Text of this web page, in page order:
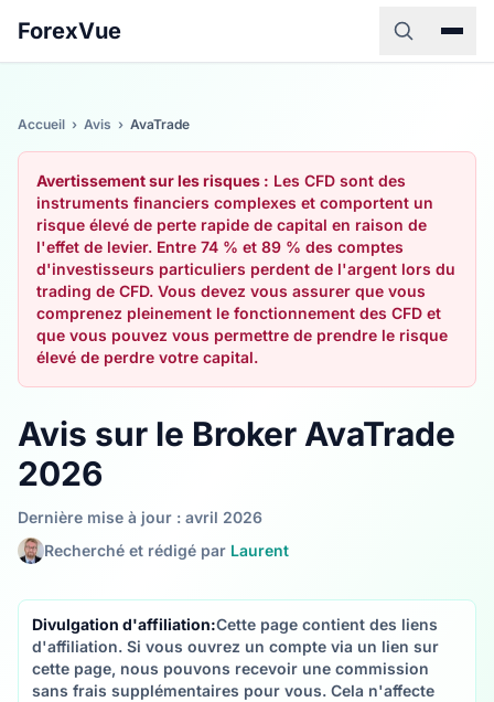
ForexVue
Accueil › Avis › AvaTrade
Avertissement sur les risques : Les CFD sont des
instruments financiers complexes et comportent un
risque élevé de perte rapide de capital en raison de
l'effet de levier. Entre 74 % et 89 % des comptes
d'investisseurs particuliers perdent de l'argent lors du
trading de CFD. Vous devez vous assurer que vous
comprenez pleinement le fonctionnement des CFD et
que vous pouvez vous permettre de prendre le risque
élevé de perdre votre capital.
Avis sur le Broker AvaTrade
2026
Dernière mise à jour : avril 2026
Recherché et rédigé par Laurent
Divulgation d'affiliation:Cette page contient des liens
d'affiliation. Si vous ouvrez un compte via un lien sur
cette page, nous pouvons recevoir une commission
sans frais supplémentaires pour vous. Cela n'affecte